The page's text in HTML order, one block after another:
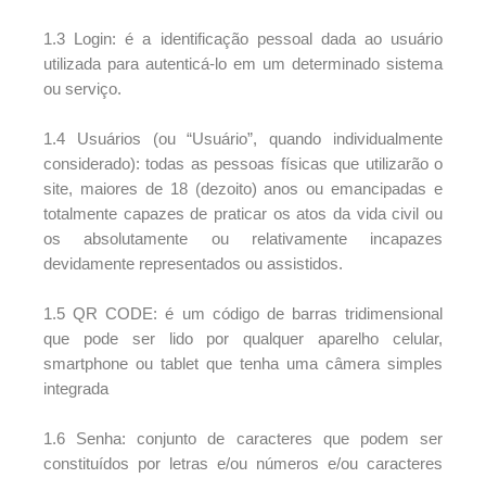
1.3 Login: é a identificação pessoal dada ao usuário
utilizada para autenticá-lo em um determinado sistema
ou serviço.
1.4 Usuários (ou “Usuário”, quando individualmente
considerado): todas as pessoas físicas que utilizarão o
site, maiores de 18 (dezoito) anos ou emancipadas e
totalmente capazes de praticar os atos da vida civil ou
os absolutamente ou relativamente incapazes
devidamente representados ou assistidos.
1.5 QR CODE: é um código de barras tridimensional
que pode ser lido por qualquer aparelho celular,
smartphone ou tablet que tenha uma câmera simples
integrada
1.6 Senha: conjunto de caracteres que podem ser
constituídos por letras e/ou números e/ou caracteres